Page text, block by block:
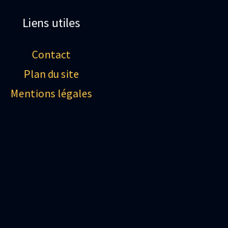
Liens utiles
Contact
Plan du site
Mentions légales